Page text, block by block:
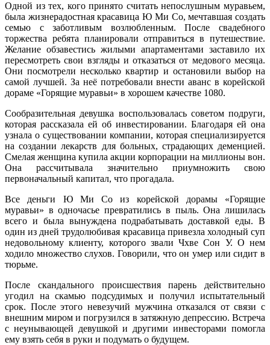
Одной из тех, кого принято считать непослушным муравьем,
была жизнерадостная красавица Ю Ми Со, мечтавшая создать
семью с заботливым возлюбленным. После свадебного
торжества ребята планировали отправиться в путешествие.
Желание обзавестись жилыми апартаментами заставило их
пересмотреть свои взгляды и отказаться от медового месяца.
Они посмотрели несколько квартир и остановили выбор на
самой лучшей. За неё потребовали внести аванс в корейской
дораме «Горящие муравьи» в хорошем качестве 1080.
Сообразительная девушка воспользовалась советом подруги,
которая рассказала ей об инвестировании. Благодаря ей она
узнала о существовании компании, которая специализируется
на создании лекарств для больных, страдающих деменцией.
Смелая женщина купила акции корпорации на миллионы вон.
Она рассчитывала значительно приумножить свою
первоначальный капитал, что прогадала.
Все деньги Ю Ми Со из корейской дорамы «Горящие
муравьи» в одночасье превратились в пыль. Она лишилась
всего и была вынуждена подрабатывать доставкой еды. В
один из дней трудолюбивая красавица привезла холодный суп
недовольному клиенту, которого звали Чхве Сон У. О нем
ходило множество слухов. Говорили, что он умер или сидит в
тюрьме.
После скандального происшествия парень действительно
угодил на скамью подсудимых и получил испытательный
срок. После этого невезучий мужчина отказался от связи с
внешним миром и погрузился в затяжную депрессию. Встреча
с неунывающей девушкой и другими инвесторами помогла
ему взять себя в руки и подумать о будущем.